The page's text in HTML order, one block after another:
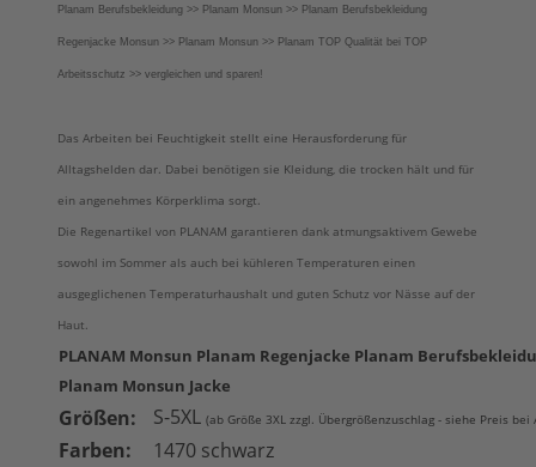
Planam Berufsbekleidung >> Planam Monsun >> Planam Berufsbekleidung
Regenjacke Monsun >> Planam Monsun >> Planam TOP Qualität bei TOP
Arbeitsschutz >> vergleichen und sparen!
Das Arbeiten bei Feuchtigkeit stellt eine Herausforderung für
Alltagshelden dar. Dabei benötigen sie Kleidung, die trocken hält und für
ein angenehmes Körperklima sorgt.
Die Regenartikel von PLANAM garantieren dank atmungsaktivem Gewebe
sowohl im Sommer als auch bei kühleren Temperaturen einen
ausgeglichenen Temperaturhaushalt und guten Schutz vor Nässe auf der
Haut.
PLANAM Monsun Planam Regenjacke Planam
Planam Monsun Jacke
Größen: S-5XL (ab Größe 3XL zzgl. Übergrößenzuschlag - siehe Preis bei
Farben:
1470 schwarz